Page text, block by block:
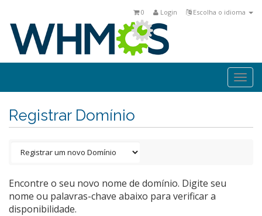
Escolha o idioma
Login
0
Registrar Domínio
Encontre o seu novo nome de domínio. Digite seu
nome ou palavras-chave abaixo para verificar a
disponibilidade.